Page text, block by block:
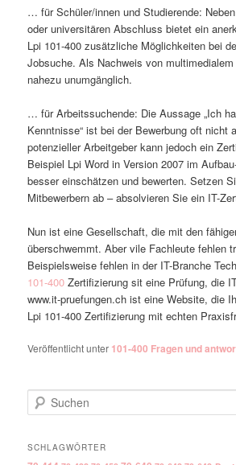
… für Schüler/innen und Studierende:
oder universitären Abschluss bietet ein
Lpi 101-400 zusätzliche Möglichkeiten bei
Jobsuche. Als Nachweis von
nahezu unumgänglich.
… für Arbeitssuchende: Die Aussage „Ich
Kenntnisse“ ist bei der Bewerbung oft nicht
potenzieller Arbeitgeber kann jedoch ein
Beispiel Lpi Word in Version 2007 im
besser einschätzen und bewerten. Setzen
Mitbewerbern ab – absolvieren Sie ein IT-
Nun ist eine Gesellschaft, die mit den
überschwemmt. Aber vile Fachleute fehlen
Beispielsweise fehlen in der IT-Branche
101-400 Zertifizierung sit eine Prüfung, die
www.it-pruefungen.ch ist eine Website, die
Lpi 101-400 Zertifizierung mit echten
Veröffentlicht unter 101-400 Fragen und
Suchen
SCHLAGWÖRTER